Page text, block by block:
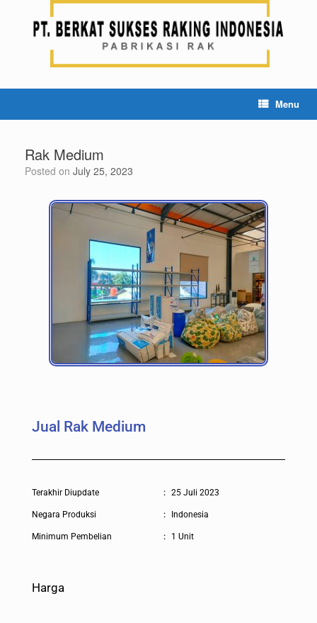
Menu
Rak Medium
Posted on July 25, 2023
Jual Rak Medium
Terakhir Diupdate
Negara Produksi
Minimum Pembelian
Harga
:
:
:
25 Juli 2023
Indonesia
1 Unit